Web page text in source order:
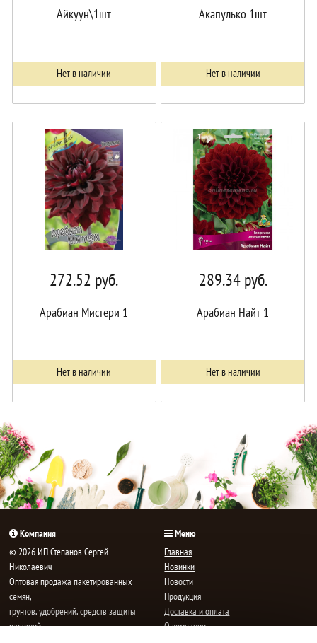
Айкуун\1шт
Нет в наличии
Акапулько 1шт
Нет в наличии
272.52 руб.
Арабиан Мистери 1
Нет в наличии
289.34руб.
Арабиан Найт 1
Нет в наличии
Компания
© 2026 ИП Степанов Сергей
Николаевич
Oптовая продажа пакетированных
семян,
грунтов, удобрений, средств защиты
растений.
Меню
Главная
Новинки
Новости
Продукция
Доставка и оплата
О компании